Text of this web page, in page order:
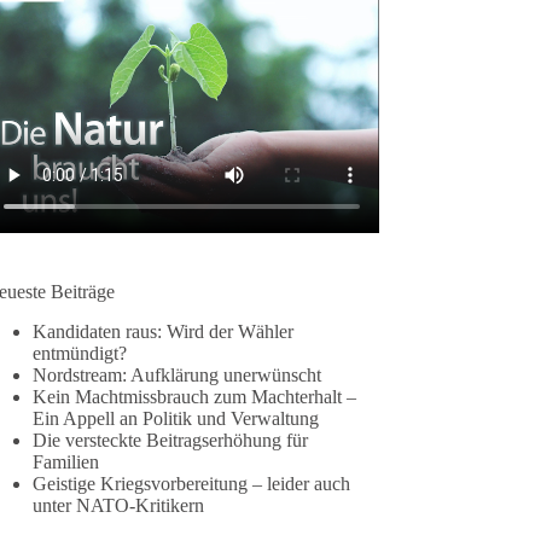
Beiträge
Kandidaten raus: Wird der Wähler
entmündigt?
Nordstream: Aufklärung unerwünscht
Kein Machtmissbrauch zum Machterhalt –
Ein Appell an Politik und Verwaltung
Die versteckte Beitragserhöhung für
Familien
Geistige Kriegsvorbereitung – leider auch
unter NATO-Kritikern